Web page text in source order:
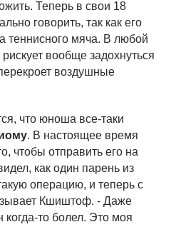
Теперь в свои 18
говорить, так как его
теннисного мяча. В любой
вообще задохнуться
воздушные
что юноша все-таки
. В настоящее время
чтобы отправить его на
как один парень из
операцию, и теперь с
Кшиштоф. - Даже
когда-то болел. Это моя